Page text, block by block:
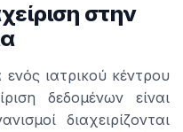
στην
ιατρικού κέντρου
δεδομένων είναι
διαχειρίζονται